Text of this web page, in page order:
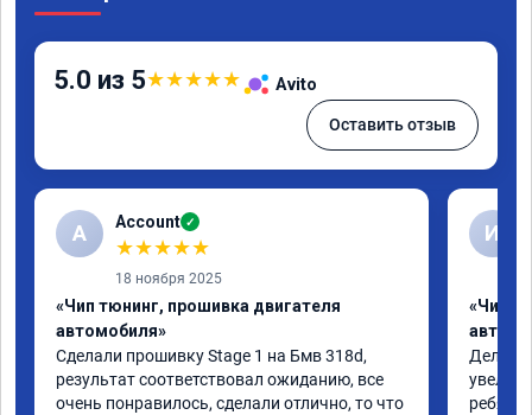
5.0 из 5★★★★★ Avito
Оставить отзыв
A Account ✓
★★★★★
18 ноября 2025
«Чип тюнинг, прошивка двигателя
автомобиля»
Сделали прошивку Stage 1 на Бмв 318d,
результат соответствовал ожиданию, все
очень понравилось, сделали отлично, то что
И
«Чип
Делали
ребята